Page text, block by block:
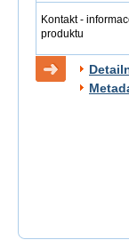
Kontakt -
produktu